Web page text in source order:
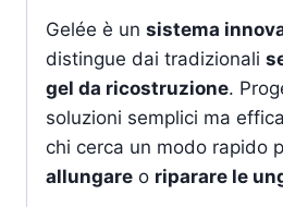
Gelée è un sistema
distingue dai tradizionali
gel da ricostruzione.
soluzioni semplici ma
chi cerca un modo rapido
allungare o riparare le